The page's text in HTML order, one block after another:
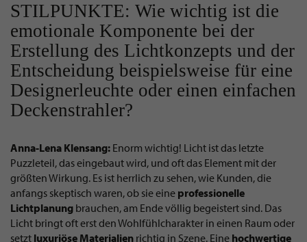
STILPUNKTE: Wie wichtig ist die
emotionale Komponente bei der
Erstellung des Lichtkonzepts und der
Entscheidung beispielsweise für eine
Designerleuchte oder einen einfachen
Deckenstrahler?
Anna-Lena Klensang: Enorm wichtig! Licht ist das letzte
Puzzleteil, das eingebaut wird, und oft das Element mit der
größten Wirkung. Es ist herrlich zu sehen, wie Kunden, die
anfangs skeptisch waren, ob sie eine professionelle
Lichtplanung brauchen, am Ende völlig begeistert sind. Das
Licht bringt oft erst den Wohlfühlcharakter in einen Raum oder
setzt luxuriöse Materialien richtig in Szene. Eine hochwertige